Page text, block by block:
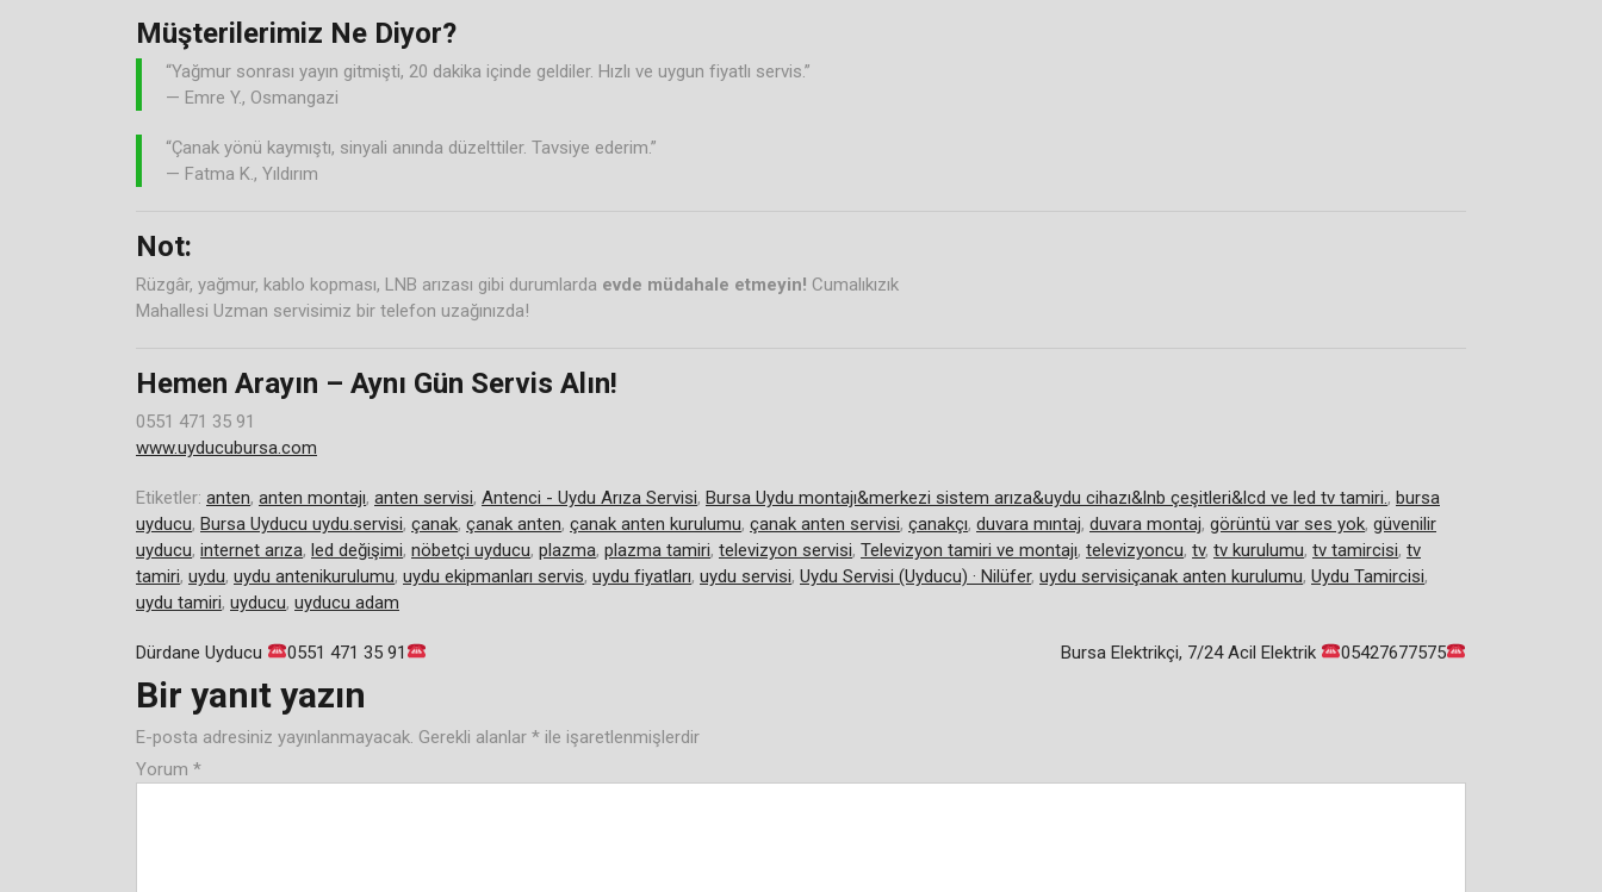
Müşterilerimiz Ne Diyor?
“Yağmur sonrası yayın gitmişti, 20 dakika içinde geldiler. Hızlı ve uygun fiyatlı servis.”
— Emre Y., Osmangazi
“Çanak yönü kaymıştı, sinyali anında düzelttiler. Tavsiye ederim.”
— Fatma K., Yıldırım
Not:
Rüzgâr, yağmur, kablo kopması, LNB arızası gibi durumlarda evde müdahale etmeyin! Cumalıkızık
Mahallesi Uzman servisimiz bir telefon uzağınızda!
Hemen Arayın – Aynı Gün Servis Alın!
0551 471 35 91
www.uyducubursa.com
Etiketler: anten, anten montajı, anten servisi, Antenci - Uydu Arıza Servisi, Bursa Uydu montajı&merkezi sistem arıza&uydu cihazı&lnb çeşitleri&lcd ve led tv tamiri., bursa
uyducu, Bursa Uyducu uydu.servisi, çanak, çanak anten, çanak anten kurulumu, çanak anten servisi, çanakçı, duvara mıntaj, duvara montaj, görüntü var ses yok, güvenilir
uyducu, internet arıza, led değişimi, nöbetçi uyducu, plazma, plazma tamiri, televizyon servisi, Televizyon tamiri ve montajı, televizyoncu, tv, tv kurulumu, tv tamircisi, tv
tamiri, uydu, uydu antenikurulumu, uydu ekipmanları servis, uydu fiyatları, uydu servisi, Uydu Servisi (Uyducu) · Nilüfer, uydu servisiçanak anten kurulumu, Uydu Tamircisi,
uydu tamiri, uyducu, uyducu adam
Yazı
gezinmesi
Dürdane Uyducu 0551 471 35 91 Bursa Elektrikçi, 7/24 Acil Elektrik 05427677575
Bir yanıt yazın
E-posta adresiniz yayınlanmayacak. Gerekli alanlar * ile işaretlenmişlerdir
Yorum *